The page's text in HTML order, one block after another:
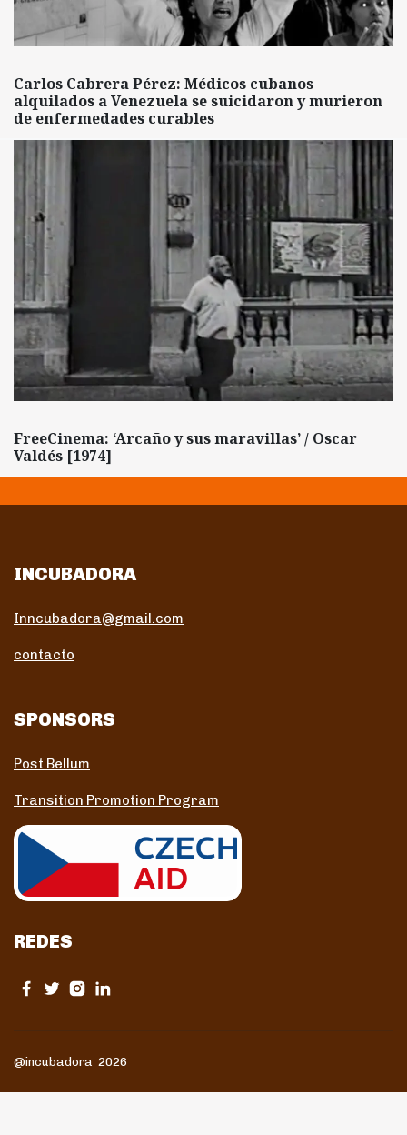
Carlos Cabrera Pérez: Médicos cubanos
alquilados a Venezuela se suicidaron y murieron
de enfermedades curables
FreeCinema: ‘Arcaño y sus maravillas’ / Oscar
Valdés [1974]
INCUBADORA
Inncubadora@gmail.com
contacto
SPONSORS
Post Bellum
Transition Promotion Program
REDES
@incubadora 2026